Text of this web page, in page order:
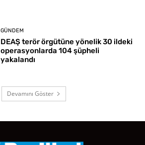
GÜNDEM
DEAŞ terör örgütüne yönelik 30 ildeki
operasyonlarda 104 şüpheli
yakalandı
Devamını Göster